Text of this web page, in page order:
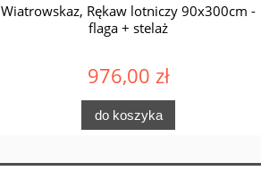
Wiatrowskaz, Rękaw lotniczy 90x300cm -
flaga + stelaż
976,00 zł
do koszyka